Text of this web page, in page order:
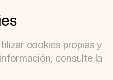
cookies propias y
consulte la